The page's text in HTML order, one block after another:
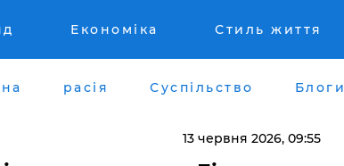
Економіка Стиль життя
расія Суспільство Блоги
13 червня 2026, 09:55